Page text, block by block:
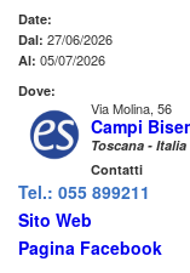
Date:
Dal: 27/06/2026
Al: 05/07/2026
Dove:
Via Molina, 56
Campi
Toscana - Italia
Contatti
Tel.: 055 899211
Sito Web
Pagina Facebook